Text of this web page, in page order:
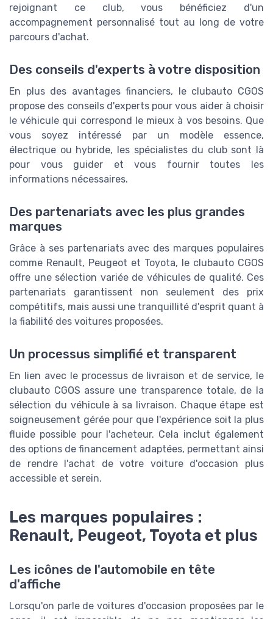
rejoignant ce club, vous bénéficiez d'un
accompagnement personnalisé tout au long de votre
parcours d'achat.
Des conseils d'experts à votre disposition
En plus des avantages financiers, le clubauto CGOS
propose des conseils d'experts pour vous aider à choisir
le véhicule qui correspond le mieux à vos besoins. Que
vous soyez intéressé par un modèle essence,
électrique ou hybride, les spécialistes du club sont là
pour vous guider et vous fournir toutes les
informations nécessaires.
Des partenariats avec les plus grandes
marques
Grâce à ses partenariats avec des marques populaires
comme Renault, Peugeot et Toyota, le clubauto CGOS
offre une sélection variée de véhicules de qualité. Ces
partenariats garantissent non seulement des prix
compétitifs, mais aussi une tranquillité d'esprit quant à
la fiabilité des voitures proposées.
Un processus simplifié et transparent
En lien avec le processus de livraison et de service, le
clubauto CGOS assure une transparence totale, de la
sélection du véhicule à sa livraison. Chaque étape est
soigneusement gérée pour que l'expérience soit la plus
fluide possible pour l'acheteur. Cela inclut également
des options de financement adaptées, permettant ainsi
de rendre l'achat de votre voiture d'occasion plus
accessible et serein.
Les marques populaires :
Renault, Peugeot, Toyota et plus
Les icônes de l'automobile en tête
d'affiche
Lorsqu'on parle de voitures d'occasion proposées par le